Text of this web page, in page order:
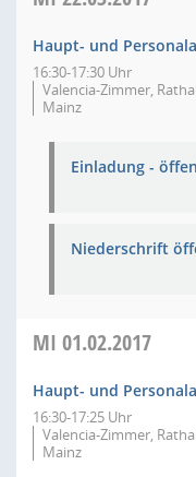
Haupt- und
16:30-17:30 Uhr
Valencia-Zimmer,
Mainz
Einladung -
Niederschrift
MI 01.02.2017
Haupt- und
16:30-17:25 Uhr
Valencia-Zimmer,
Mainz